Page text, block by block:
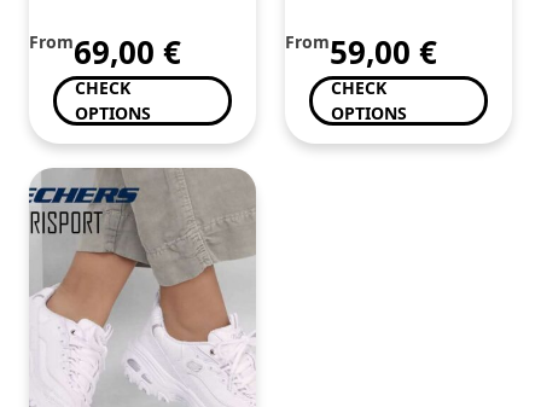
From69,00 €
CHECK
OPTIONS
From59,00 €
CHECK
OPTIONS